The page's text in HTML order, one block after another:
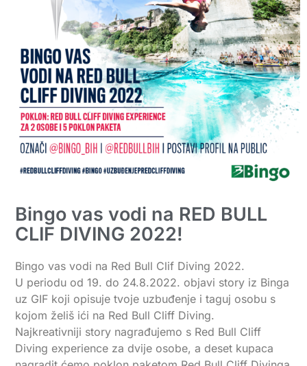
Bingo vas vodi na RED BULL
CLIF DIVING 2022!
Bingo vas vodi na Red Bull Clif Diving 2022.
U periodu od 19. do 24.8.2022. objavi story iz Binga
uz GIF koji opisuje tvoje uzbuđenje i taguj osobu s
kojom želiš ići na Red Bull Cliff Diving.
Najkreativniji story nagrađujemo s Red Bull Cliff
Diving experience za dvije osobe, a deset kupaca